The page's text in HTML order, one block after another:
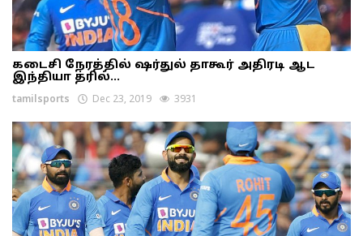
கடைசி நேரத்தில் ஷர்துல் தாகூர் அதிரடி ஆட
இந்தியா த்ரில்...
tamilsports Dec 23, 2019 3931